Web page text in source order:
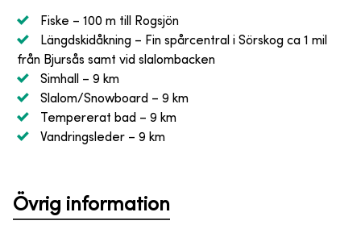
Fiske – 100 m till Rogsjön
Längdskidåkning – Fin spårcentral i Sörskog ca 1 mil
från Bjursås samt vid slalombacken
Simhall
– 9 km
Slalom/Snowboard – 9 km
Tempererat bad – 9 km
Vandringsleder – 9 km
Övrig information